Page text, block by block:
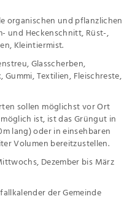
organischen und pflanzlichen
und Heckenschnitt, Rüst-,
Kleintiermist.
Glasscherben,
Gummi, Textilien, Fleischreste,
sollen möglichst vor Ort
ist, ist das Grüngut in
lang) oder in einsehbaren
Volumen bereitzustellen.
Dezember bis März
der Gemeinde